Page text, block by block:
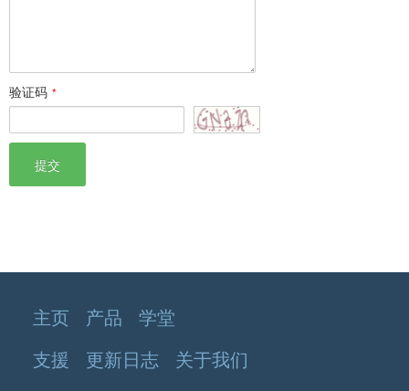
验证码 *
提交
主页 产品
学堂
支援
更新日志 关于我们